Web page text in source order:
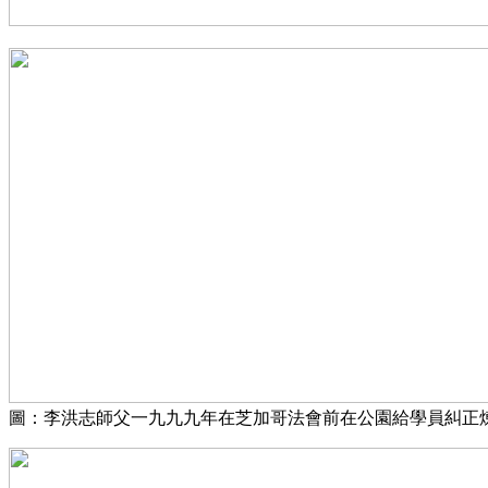
圖：李洪志師父一九九九年在芝加哥法會前在公園給學員糾正